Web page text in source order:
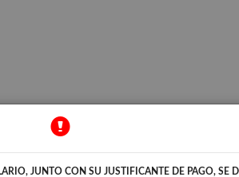
PLUSVALÍAS (I.I.V.T.N.U.)
JUNTO CON SU JUSTIFICANTE DE PAGO, SE